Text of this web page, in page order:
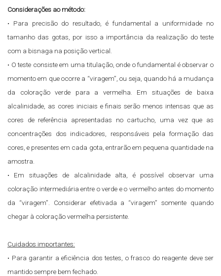
Considerações ao método:
• Para precisão do resultado, é fundamental a uniformidade no
tamanho das gotas, por isso a importância da realização do teste
com a bisnaga na posição vertical.
• O teste consiste em uma titulação, onde o fundamental é observar o
momento em que ocorre a “viragem”, ou seja, quando há a mudança
da coloração verde para a vermelha. Em situações de baixa
alcalinidade, as cores iniciais e finais serão menos intensas que as
cores de referência apresentadas no cartucho, uma vez que as
concentrações dos indicadores, responsáveis pela formação das
cores, e presentes em cada gota, entrarão em pequena quantidade na
amostra.
• Em situações de alcalinidade alta, é possível observar uma
coloração intermediária entre o verde e o vermelho antes do momento
da “viragem”. Considerar efetivada a “viragem” somente quando
chegar à coloração vermelha persistente.
Cuidados importantes:
• Para garantir a eficiência dos testes, o frasco do reagente deve ser
mantido sempre bem fechado.